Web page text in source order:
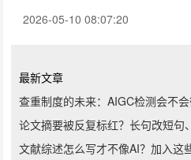
2026-05-10 08:07:20
最新文章
查重制度的未来：AIGC检测会不会
论文摘要被反复标红？长句改短句
文献综述怎么写才不像AI？加入这